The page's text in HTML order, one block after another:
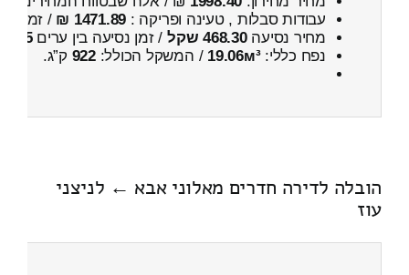
עבודות סבלות , טעינה ופריקה : 1471.89 ₪ / זמן :
מחיר נסיעה468.30 שקל / זמן נסיעה בין ערים35 דקות
נפח כללי:19.06м³ / המשקל הכולל:922 ק”ג.
הובלה לדירה חדרים מאלוני אבא ← לניצני
עוז